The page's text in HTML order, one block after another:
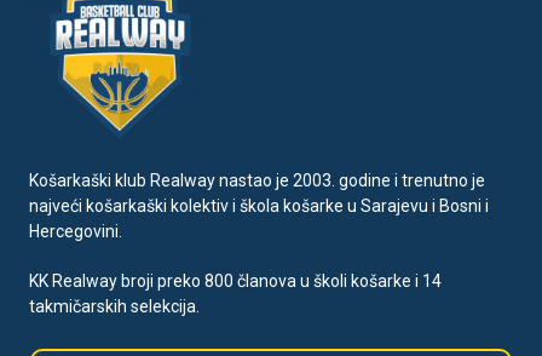
Košarkaški klub Realway nastao je 2003. godine i trenutno je
najveći košarkaški kolektiv i škola košarke u Sarajevu i Bosni i
Hercegovini.
KK Realway broji preko 800 članova u školi košarke i 14
takmičarskih selekcija.